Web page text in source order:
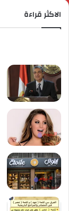
الاكثر قراءة